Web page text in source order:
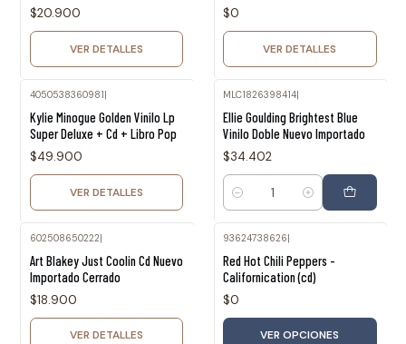
$20.900
VER DETALLES
$0
VER DETALLES
4050538360981
Kylie Minogue Golden Vinilo Lp
Super Deluxe + Cd + Libro Pop
$49.900
VER DETALLES
MLC1826398414
Ellie Goulding Brightest Blue
Vinilo Doble Nuevo Importado
$34.402
Cantidad
602508650222|
Art Blakey Just Coolin Cd Nuevo
Importado Cerrado
$18.900
VER DETALLES
93624738626|
Red Hot Chili Peppers -
Californication (cd)
$0
VER OPCIONES